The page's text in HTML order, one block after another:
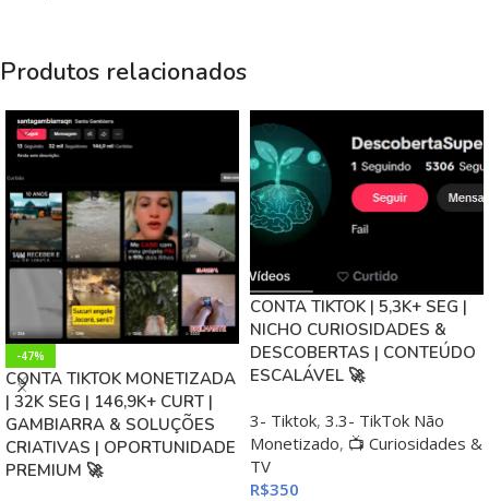
Produtos relacionados
-47%
CONTA TIKTOK MONETIZADA
| 32K SEG | 146,9K+ CURT |
GAMBIARRA & SOLUÇÕES
CRIATIVAS | OPORTUNIDADE
PREMIUM 🚀
CONTA TIKTOK | 5,3K+ SEG |
NICHO CURIOSIDADES &
DESCOBERTAS | CONTEÚDO
ESCALÁVEL 🚀
3- Tiktok, 3.3- TikTok Não
Monetizado, 📺 Curiosidades &
TV
R$350